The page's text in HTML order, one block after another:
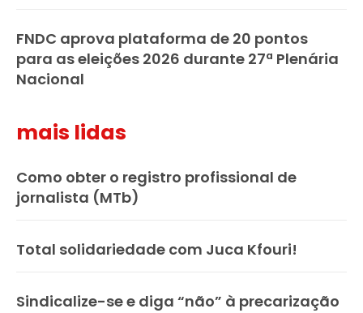
FNDC aprova plataforma de 20 pontos
para as eleições 2026 durante 27ª Plenária
Nacional
mais lidas
Como obter o registro profissional de
jornalista (MTb)
Total solidariedade com Juca Kfouri!
Sindicalize-se e diga “não” à precarização